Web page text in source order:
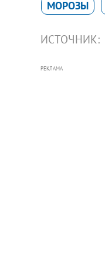
МОРОЗЫ
ИСТОЧНИК:
РЕКЛАМА